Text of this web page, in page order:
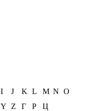
I J K L M N O
Y Z Г Р Ц